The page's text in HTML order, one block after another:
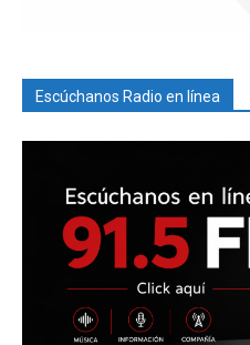
Escúchanos Radio en línea